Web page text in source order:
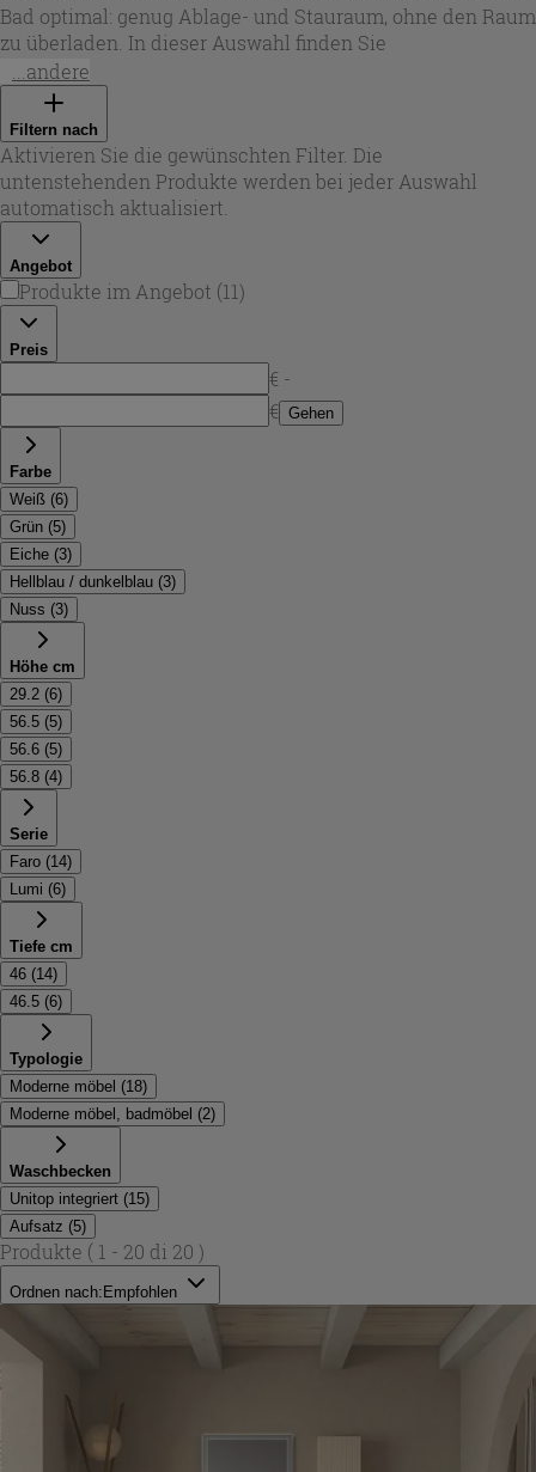
Bad optimal: genug Ablage- und Stauraum, ohne den Raum
zu überladen. In dieser Auswahl finden Sie
badezimmermöbel 80 cm
praktischen Schubladenlösungen – ideal für Haushalte,
die Ordnung am Waschplatz schätzen. Ob als
cmfür Renovierungen oder als neues Set für den täglichen
Komfort: Das Maß 80 cm passt besonders gut zu mittleren
Grundrissen und lässt sich leicht mit Spiegeln,
Hochschränken und Accessoires kombinieren.
...andere
Filtern nach
Aktivieren Sie die gewünschten Filter. Die
untenstehenden Produkte werden bei jeder Auswahl
automatisch aktualisiert.
Angebot
Produkte im Angebot (11)
Preis
€ -
€ Gehen
Farbe
Weiß (6)
Grün (5)
Eiche (3)
Hellblau / dunkelblau (3)
Nuss (3)
Höhe cm
29.2 (6)
56.5 (5)
56.6 (5)
56.8 (4)
Serie
Faro (14)
Lumi (6)
Tiefe cm
46 (14)
46.5 (6)
Typologie
Moderne möbel (18)
Moderne möbel, badmöbel (2)
Waschbecken
Unitop integriert (15)
Aufsatz (5)
Produkte ( 1 - 20 di 20 )
Ordnen nach: Empfohlen